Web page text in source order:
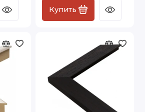
Купить